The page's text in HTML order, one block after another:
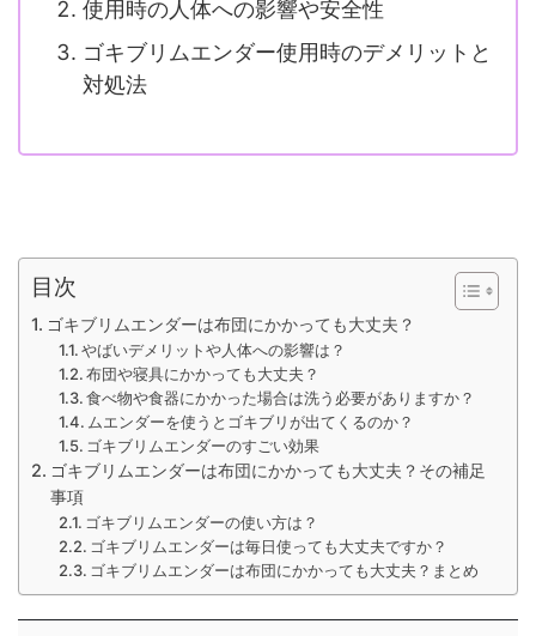
使用時の人体への影響や安全性
ゴキブリムエンダー使用時のデメリットと
対処法
目次
ゴキブリムエンダーは布団にかかっても大丈夫？
やばいデメリットや人体への影響は？
布団や寝具にかかっても大丈夫？
食べ物や食器にかかった場合は洗う必要がありますか？
ムエンダーを使うとゴキブリが出てくるのか？
ゴキブリムエンダーのすごい効果
ゴキブリムエンダーは布団にかかっても大丈夫？その補足
事項
ゴキブリムエンダーの使い方は？
ゴキブリムエンダーは毎日使っても大丈夫ですか？
ゴキブリムエンダーは布団にかかっても大丈夫？まとめ